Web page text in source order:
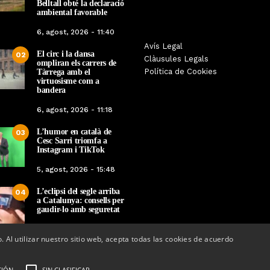
Belltall obté la declaració
ambiental favorable
6, agost, 2026 - 11:40
02
El circ i la dansa
ompliran els carrers de
Tàrrega amb el
virtuosisme com a
bandera
6, agost, 2026 - 11:18
03
L’humor en català de
Cesc Sarri triomfa a
Instagram i TikTok
5, agost, 2026 - 15:48
04
L’eclipsi del segle arriba
a Catalunya: consells per
gaudir-lo amb seguretat
Avís Legal
Clàusules Legals
Política de Cookies
La botiga L’K de Balaguer es
converteix en nou punt de
referència de Warhammer a
Lleida
22, abril, 2026 - 08:10
Sexenni, Fades,
Targarians, caps de
Festa Major de Maig
utilizar nuestro sitio web, acepta todas las cookies de acuerdo